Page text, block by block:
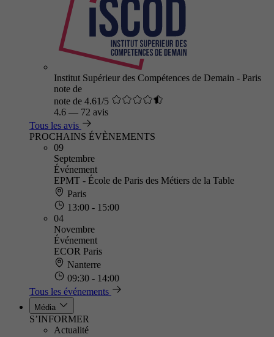
Institut Supérieur des Compétences de Demain - Paris
note de
note de 4.61/5
4.6 — 72 avis
Tous les avis
PROCHAINS ÉVÈNEMENTS
09
Septembre
Événement
EPMT - École de Paris des Métiers de la Table
Paris
13:00 - 15:00
04
Novembre
Événement
ECOR Paris
Nanterre
09:30 - 14:00
Tous les événements
Média
S’INFORMER
Actualité